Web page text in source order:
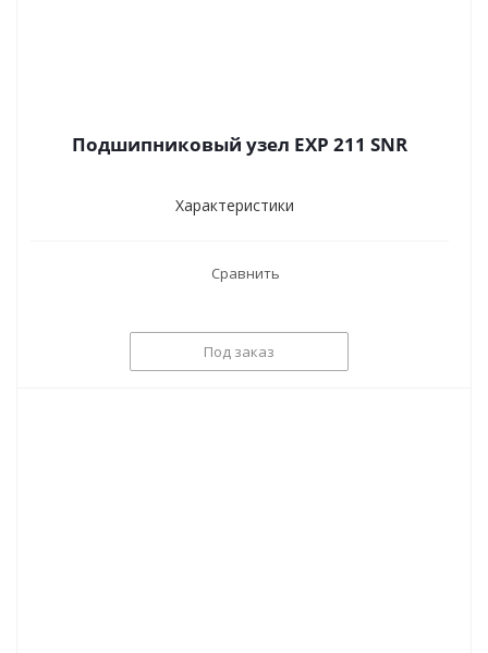
Подшипниковый узел EXP 211 SNR
Характеристики
Сравнить
Под заказ